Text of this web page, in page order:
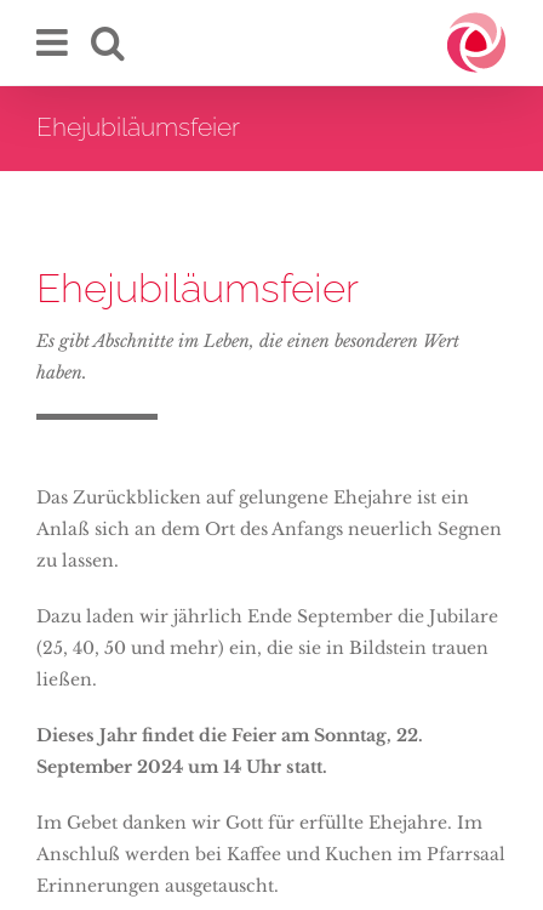
Inhalt
Ehejubiläumsfeier
Ehejubiläumsfeier
Es gibt Abschnitte im Leben, die einen besonderen Wert
haben.
Das Zurückblicken auf gelungene Ehejahre ist ein
Anlaß sich an dem Ort des Anfangs neuerlich Segnen
zu lassen.
Dazu laden wir jährlich Ende September die Jubilare
(25, 40, 50 und mehr) ein, die sie in Bildstein trauen
ließen.
Dieses Jahr findet die Feier am Sonntag, 22.
September 2024 um 14 Uhr statt.
Im Gebet danken wir Gott für erfüllte Ehejahre. Im
Anschluß werden bei Kaffee und Kuchen im Pfarrsaal
Erinnerungen ausgetauscht.